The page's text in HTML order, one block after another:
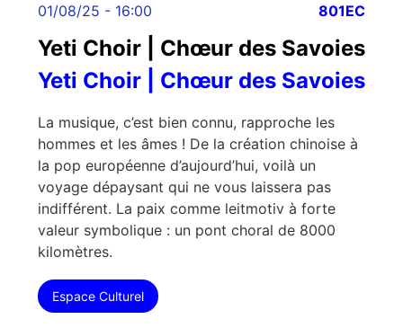
01/08/25 - 16:00 801EC
Yeti Choir | Chœur des Savoies
Yeti Choir | Chœur des Savoies
La musique, c’est bien connu, rapproche les
hommes et les âmes ! De la création chinoise à
la pop européenne d’aujourd’hui, voilà un
voyage dépaysant qui ne vous laissera pas
indifférent. La paix comme leitmotiv à forte
valeur symbolique : un pont choral de 8000
kilomètres.
Espace Culturel